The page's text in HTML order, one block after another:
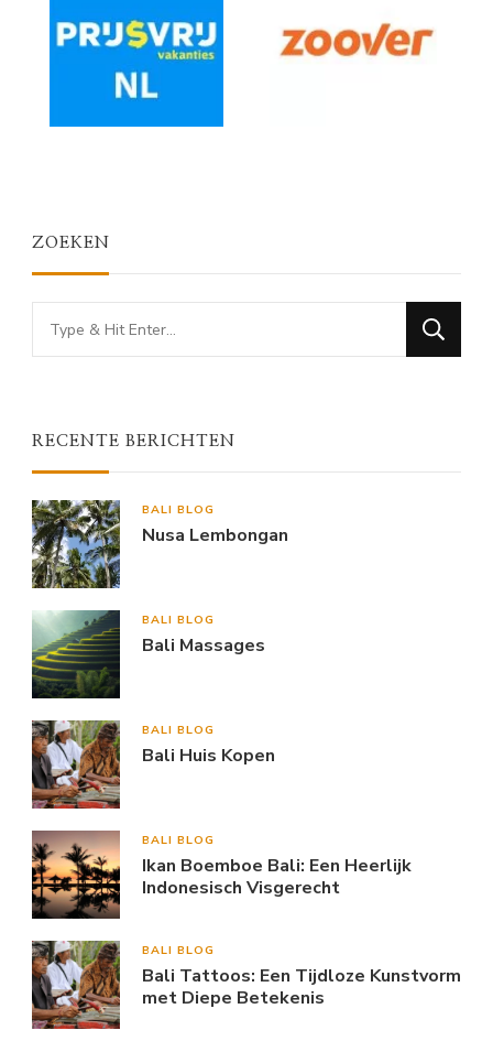
ZOEKEN
Looking
for
RECENTE BERICHTEN
BALI BLOG
Nusa Lembongan
BALI BLOG
Bali Massages
BALI BLOG
Bali Huis Kopen
BALI BLOG
Ikan Boemboe Bali: Een Heerlijk
Indonesisch Visgerecht
BALI BLOG
Bali Tattoos: Een Tijdloze Kunstvorm
met Diepe Betekenis